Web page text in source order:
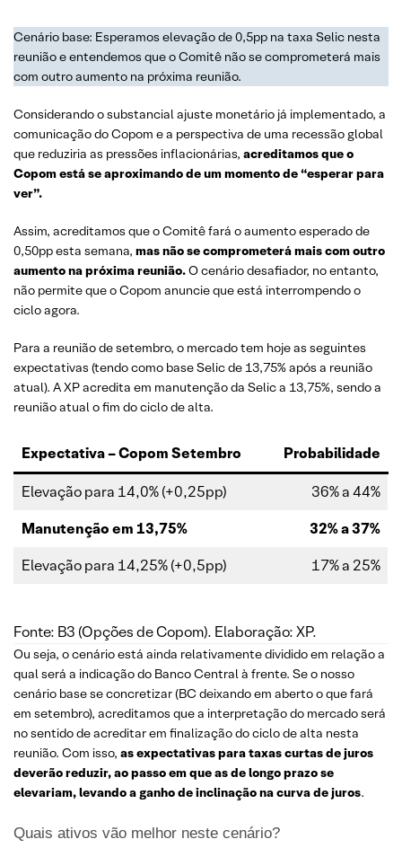
Cenário base: Esperamos elevação de 0,5pp na taxa Selic nesta
reunião e entendemos que o Comitê não se comprometerá mais
com outro aumento na próxima reunião.
Considerando o substancial ajuste monetário já implementado, a
comunicação do Copom e a perspectiva de uma recessão global
que reduziria as pressões inflacionárias, acreditamos que o
Copom está se aproximando de um momento de “esperar para
ver”.
Assim, acreditamos que o Comitê fará o aumento esperado de
0,50pp esta semana, mas não se comprometerá mais com outro
aumento na próxima reunião.O cenário desafiador, no entanto,
não permite que o Copom anuncie que está interrompendo o
ciclo agora.
Para a reunião de setembro, o mercado tem hoje as seguintes
expectativas (tendo como base Selic de 13,75% após a reunião
atual). A XP acredita em manutenção da Selic a 13,75%, sendo a
reunião atual o fim do ciclo de alta.
Expectativa – Copom Setembro Probabilidade
Elevação para 14,0% (+0,25pp)
36% a 44%
Manutenção em 13,75%
32% a 37%
Elevação para 14,25% (+0,5pp)
17% a 25%
Fonte: B3 (Opções de Copom). Elaboração: XP.
Ou seja, o cenário está ainda relativamente dividido em relação a
qual será a indicação do Banco Central à frente. Se o nosso
cenário base se concretizar (BC deixando em aberto o que fará
em setembro), acreditamos que a interpretação do mercado será
no sentido de acreditar em finalização do ciclo de alta nesta
reunião. Com isso, as expectativas para taxas curtas de juros
deverão reduzir, ao passo em que as de longo prazo se
elevariam, levando a ganho de inclinação na curva de juros.
Quais ativos vão melhor neste cenário?